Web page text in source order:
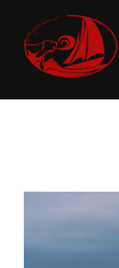
Inhalt
springen